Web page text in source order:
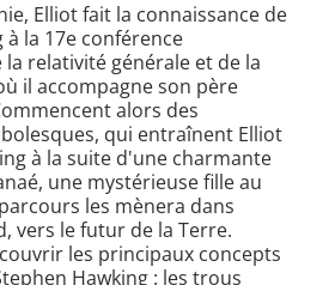
Elliot fait la connaissance de
à la 17e conférence
relativité générale et de la
il accompagne son père
alors des
qui entraînent Elliot
à la suite d'une charmante
une mystérieuse fille au
les mènera dans
vers le futur de la Terre.
les principaux concepts
Hawking : les trous